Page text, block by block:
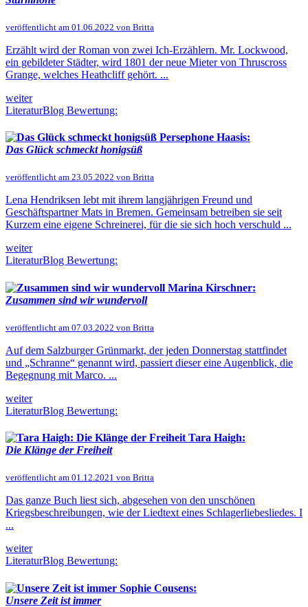
veröffentlicht am 01.06.2022 von Britta
Erzählt wird der Roman von zwei Ich-Erzählern. Mr. Lockwood,
ein gebildeter Städter, wird 1801 der neue Mieter von Thruscross
Grange, welches Heathcliff gehört. ...
weiter
LiteraturBlog Bewertung:
Persephone Haasis:
Das Glück schmeckt honigsüß
veröffentlicht am 23.05.2022 von Britta
Lena Hendriksen lebt mit ihrem langjährigen Freund und
Geschäftspartner Mats in Bremen. Gemeinsam betreiben sie seit
Kurzem eine eigene Schreinerei, für die sie sich hoch verschuld ...
weiter
LiteraturBlog Bewertung:
Marina Kirschner:
Zusammen sind wir wundervoll
veröffentlicht am 07.03.2022 von Britta
Auf dem Salzburger Grünmarkt, der jeden Donnerstag stattfindet
und „Schranne“ genannt wird, passiert dieser eine Augenblick, die
Begegnung mit Marco. ...
weiter
LiteraturBlog Bewertung:
Tara Haigh:
Die Klänge der Freiheit
veröffentlicht am 01.12.2021 von Britta
Das ganze Buch liest sich, abgesehen von den unschönen
Kriegsbeschreibungen, wie der Liedtext eines Schlagerliebesliedes. I
...
weiter
LiteraturBlog Bewertung:
Sophie Cousens:
Unsere Zeit ist immer